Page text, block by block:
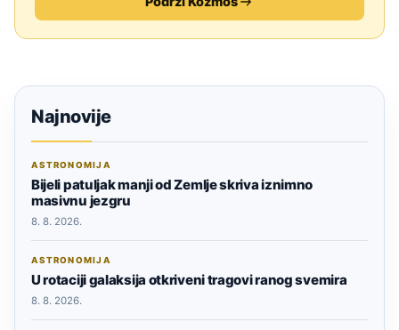
Najnovije
ASTRONOMIJA
Bijeli patuljak manji od Zemlje skriva iznimno
masivnu jezgru
8. 8. 2026.
ASTRONOMIJA
U rotaciji galaksija otkriveni tragovi ranog svemira
8. 8. 2026.